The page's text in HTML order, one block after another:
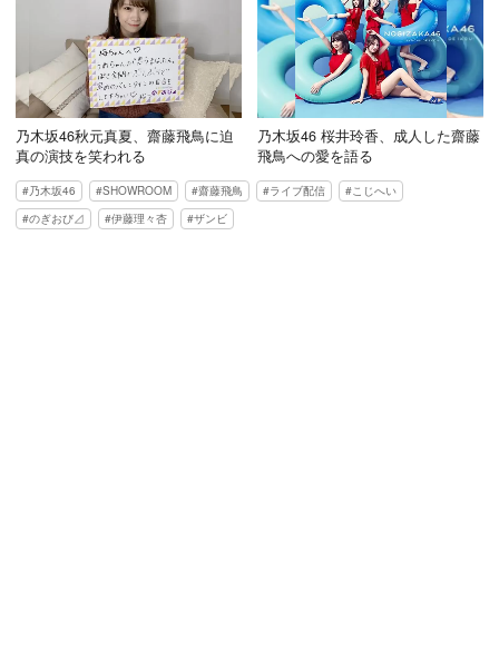
乃木坂46秋元真夏、齋藤飛鳥に迫
真の演技を笑われる
乃木坂46 桜井玲香、成人した齋藤
飛鳥への愛を語る
乃木坂46 SHOWROOM 齋藤飛鳥 ライブ配信
こじへい
のぎおび⊿
伊藤理々杏 ザンビ